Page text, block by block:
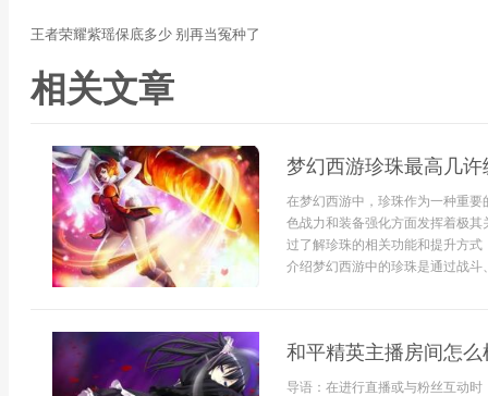
王者荣耀紫瑶保底多少 别再当冤种了
相关文章
梦幻西游珍珠最高几许
在梦幻西游中，珍珠作为一种重
色战力和装备强化方面发挥着极
过了解珍珠的相关功能和提升方
介绍梦幻西游中的珍珠是通过战斗
和平精英主播房间怎么
导语：在进行直播或与粉丝互动